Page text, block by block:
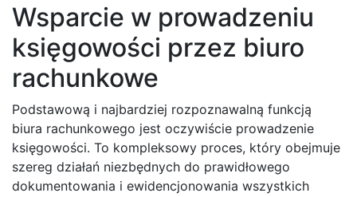
Wsparcie w prowadzeniu
księgowości przez biuro
rachunkowe
Podstawową i najbardziej rozpoznawalną funkcją
biura rachunkowego jest oczywiście prowadzenie
księgowości. To kompleksowy proces, który obejmuje
szereg działań niezbędnych do prawidłowego
dokumentowania i ewidencjonowania wszystkich